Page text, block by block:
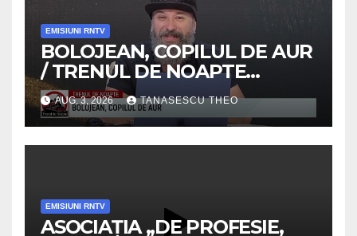
EMISIUNI RNTV
BOLOJEAN, COPILUL DE AUR
/ TRENUL DE NOAPTE
/VIDEO
AUG. 3, 2026 TANASESCU THEO
EMISIUNI RNTV
ASOCIAȚIA „DE PROFESIE,